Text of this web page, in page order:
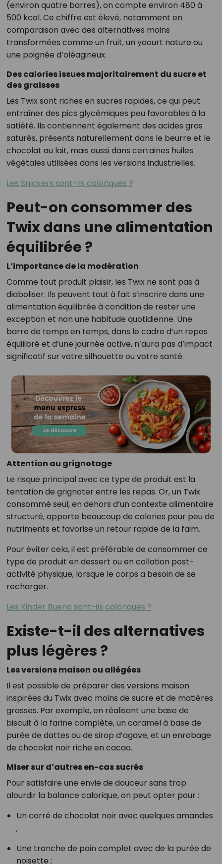
(environ quatre barres), on compte environ 480 à
500 kcal. Ce chiffre est élevé, notamment en
comparaison avec des alternatives moins
transformées comme un fruit, un yaourt nature ou
une poignée d’oléagineux.
Des calories issues majoritairement du sucre et
des graisses
Les Twix sont riches en sucres rapides, ce qui peut
entraîner des pics glycémiques peu favorables à la
satiété. Ils contiennent également des acides gras
saturés, présents naturellement dans le beurre et le
chocolat au lait, mais aussi dans certaines huiles
végétales utilisées dans les versions industrielles.
Les Snickers sont-ils caloriques ?
Peut-on consommer des
Twix dans une alimentation
équilibrée ?
L’importance de la modération
Comme tout produit plaisir, les Twix ne sont pas à
diaboliser. Ils peuvent tout à fait s’inscrire dans une
alimentation équilibrée à condition de rester une
exception et non une habitude quotidienne. Une
barre de temps en temps, dans le cadre d’un repas
équilibré et d’une journée active, n’aura pas d’impact
significatif sur votre silhouette ou votre santé.
Attention au grignotage
Le risque principal avec ce type de produit est la
tentation de grignoter entre les repas. Or, un Twix
consommé seul, en dehors d’un contexte alimentaire
structuré, apporte beaucoup de calories pour peu de
nutriments et favorise un retour rapide de la faim.
Pour éviter cela, il est préférable de consommer ce
type de produit en dessert ou en collation post-
activité physique, lorsque le corps a besoin de se
recharger.
Les Kinder Bueno sont-ils caloriques ?
Existe-t-il des alternatives
plus légères ?
Les versions maison ou allégées
Il est possible de préparer des versions maison
inspirées du Twix avec moins de sucre et de matières
grasses. Par exemple, en réalisant une base de
biscuit à la farine complète, un caramel à base de
purée de dattes ou de sirop d’agave, et un enrobage
de chocolat noir riche en cacao.
Miser sur d’autres en-cas sucrés
Pour satisfaire une envie de douceur sans trop
alourdir la balance calorique, on peut opter pour :
Un carré de chocolat noir avec quelques amandes
;
Une tranche de pain complet avec de la purée de
noisette ;